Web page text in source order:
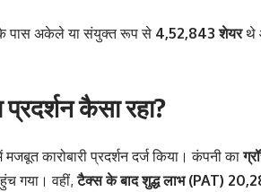
पास अकेले या संयुक्त रूप से 4,52,843 शेयरथे
कैसा रहा?
कारोबारी प्रदर्शन दर्ज किया। कंपनी का
गया। वहीं,टैक्स के बाद शुद्ध लाभ (PAT)